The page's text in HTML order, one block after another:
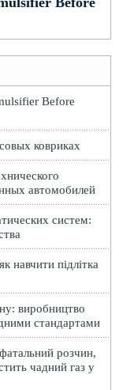
Before
ковриках
автомобилей
систем:
навчити підлітка
виробництво
стандартами
розчин,
чадний газ у